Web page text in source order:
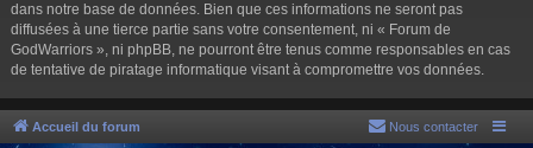
dans notre base de données. Bien que ces informations ne seront pas
diffusées à une tierce partie sans votre consentement, ni « Forum de
GodWarriors », ni phpBB, ne pourront être tenus comme responsables en cas
de tentative de piratage informatique visant à compromettre vos données.
Accueil du forum Nous contacter